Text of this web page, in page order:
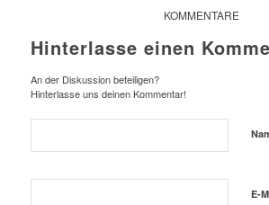
KOMMENTARE
Hinterlasse einen
An der Diskussion beteiligen?
Hinterlasse uns deinen Kommentar!
E-